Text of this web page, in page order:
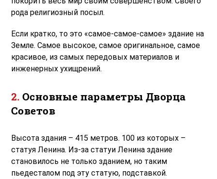
рода религиозный посыл.
Если кратко, то это «самое-самое-самое» здание на
Земле. Самое высокое, самое оригинальное, самое
красивое, из самых передовых материалов и
инженерных ухищрений.
Основные параметры Дворца
Советов
Высота здания – 415 метров. 100 из которых –
статуя Ленина. Из-за статуи Ленина здание
становилось не только зданием, но таким
пьедесталом под эту статую, подставкой.